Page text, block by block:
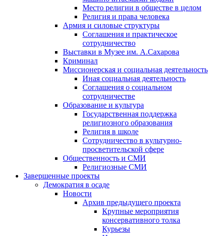
Место религии в обществе в целом
Религия и права человека
Армия и силовые структуры
Соглашения и практическое
сотрудничество
Выставки в Музее им. А.Сахарова
Криминал
Миссионерская и социальная деятельность
Иная социальная деятельность
Соглашения о социальном
сотрудничестве
Образование и культура
Государственная поддержка
религиозного образования
Религия в школе
Сотрудничество в культурно-
просветительской сфере
Общественность и СМИ
Религиозные СМИ
Завершенные проекты
Демократия в осаде
Новости
Архив предыдущего проекта
Крупные мероприятия
консервативного толка
Курьезы